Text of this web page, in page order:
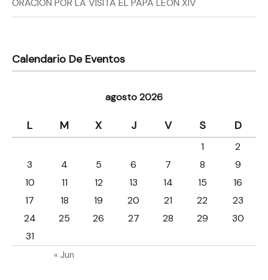
ORACIÓN POR LA VISITA EL PAPA LEÓN XIV
Calendario De Eventos
agosto 2026
L M X J V S D
« Jun
1
2
3
4 5 6 7 8
9
10
11 12 13 14 15
16
17
18 19 20 21 22
23
24
25 26 27 28 29
30
31